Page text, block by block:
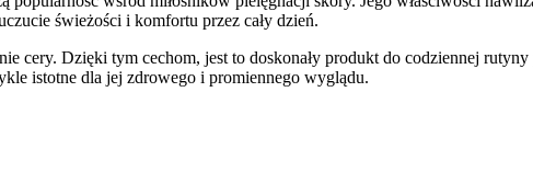
świeżości i komfortu przez cały dzień.
cery. Dzięki tym cechom, jest to doskonały produkt do codziennej
istotne dla jej zdrowego i promiennego wyglądu.